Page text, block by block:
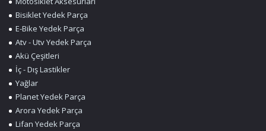
Bisiklet Yedek Parça
E-Bike Yedek Parça
Atv - Utv Yedek Parça
Akü Çeşitleri
İç - Dış Lastikler
Yağlar
Planet Yedek Parça
Arora Yedek Parça
Lifan Yedek Parça